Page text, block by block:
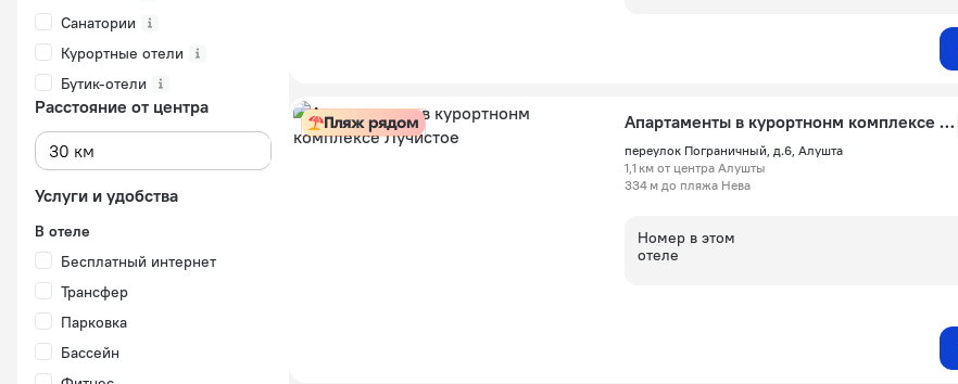
Санатории
Курортные отели
Бутик-отели
Расстояние от центра
Услуги и удобства
В отеле
Бесплатный интернет
Трансфер
Парковка
Бассейн
Пляж рядом Апартаменты в курортнонм комплексе Лучистое
переулок Пограничный, д.6, Алушта
1,1 км от центра Алушты
334 м до пляжа Нева
Номер в этом
отеле